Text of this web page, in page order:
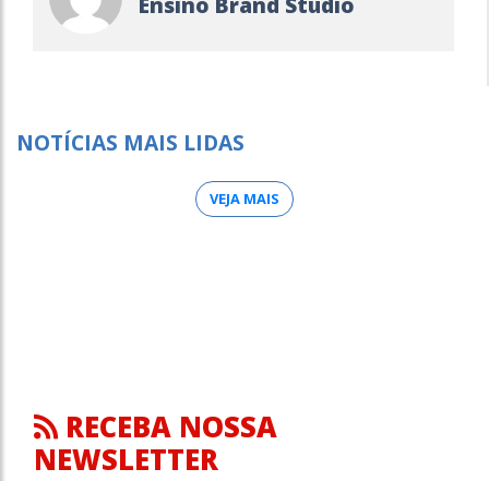
NOTÍCIAS MAIS LIDAS
VEJA MAIS
RECEBA NOSSA
NEWSLETTER